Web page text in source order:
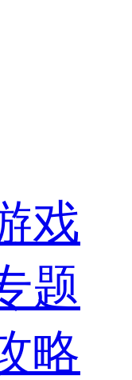
戏
题
略